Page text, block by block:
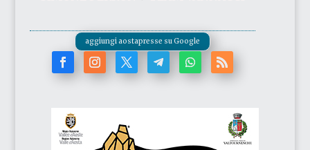
aggiungi aostapresse su Google